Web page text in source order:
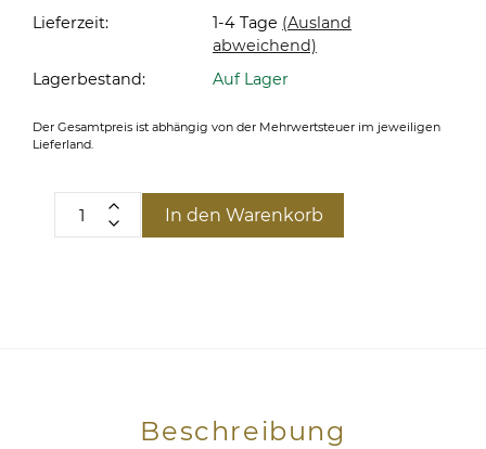
Lieferzeit:
1-4 Tage (Ausland
abweichend)
Lagerbestand:
Auf Lager
Der Gesamtpreis ist abhängig von der Mehrwertsteuer im jeweiligen
Lieferland.
In den Warenkorb
Beschreibung